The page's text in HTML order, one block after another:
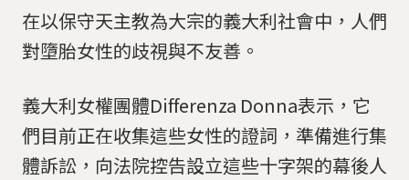
在以保守天主教為大宗的義大利社會中，人們
對墮胎女性的歧視與不友善。
義大利女權團體Differenza Donna表示，它
們目前正在收集這些女性的證詞，準備進行集
體訴訟，向法院控告設立這些十字架的幕後人